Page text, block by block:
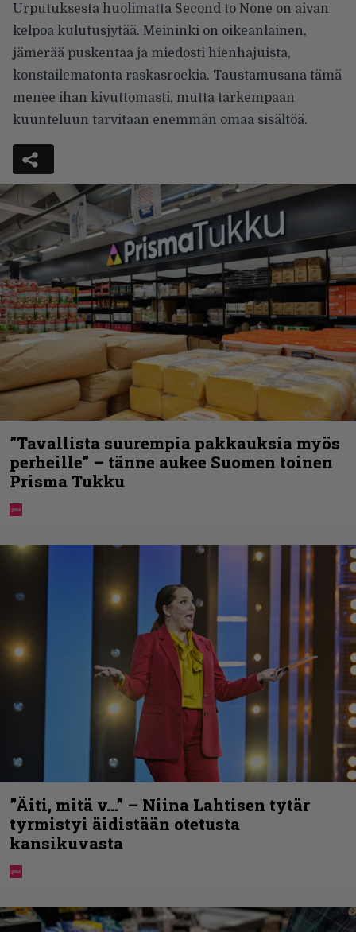
Urputuksesta huolimatta Second to None on aivan
kelpoa kulutusjytää. Meininki on oikeanlainen,
jämerää puskentaa ja miedosti hienhajuista,
konstailematonta raskasrockia. Taustamusana tämä
menee ihan kivuttomasti, mutta tarkempaan
kuunteluun tarvitaan enemmän omaa sisältöä.
”Tavallista suurempia pakkauksia myös
perheille” – tänne aukee Suomen toinen
Prisma Tukku
”Äiti, mitä v…” – Niina Lahtisen tytär
tyrmistyi äidistään otetusta
kansikuvasta